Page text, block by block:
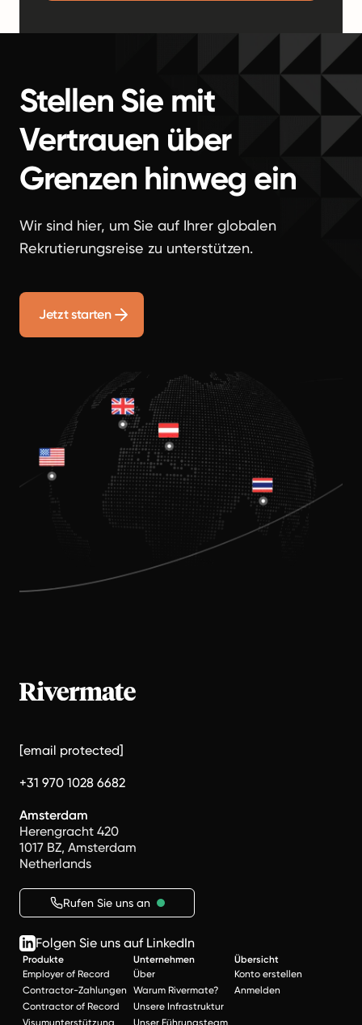
Stellen Sie mit
Vertrauen über
Grenzen hinweg ein
Wir sind hier, um Sie auf Ihrer globalen
Rekrutierungsreise zu unterstützen.
Jetzt starten
[email protected]
+31 970 1028 6682
Amsterdam
Herengracht 420
1017 BZ, Amsterdam
Netherlands
Rufen Sie uns an
Folgen Sie uns auf LinkedIn
Produkte
Employer of Record
Contractor-Zahlungen
Contractor of Record
Visumunterstützung
Unternehmen
Über
Warum Rivermate?
Unsere Infrastruktur
Unser Führungsteam
Übersicht
Konto erstellen
Anmelden